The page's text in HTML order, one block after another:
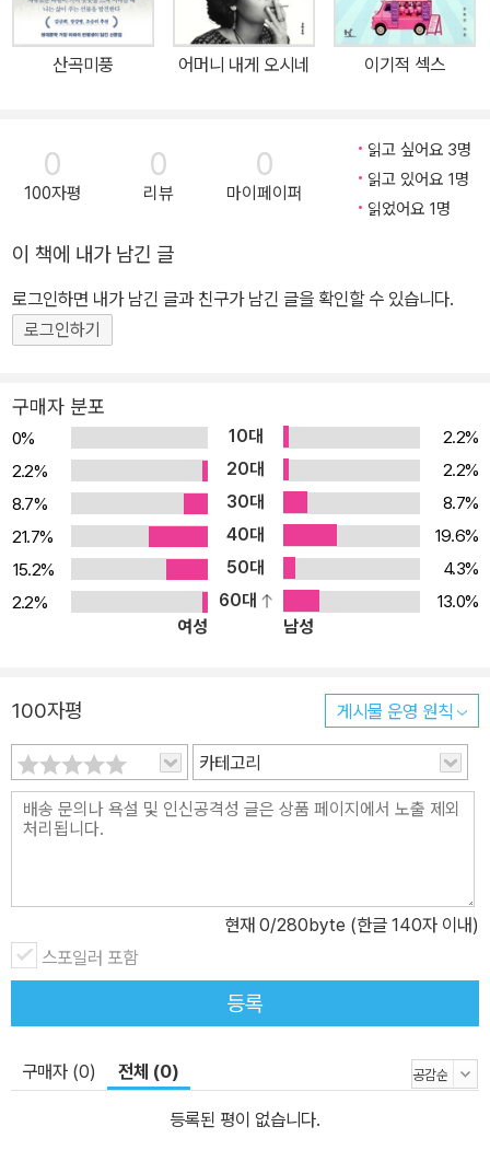
를 판매한다는 이유로, ‘그럼에도’ 얼굴을 드러내고 ‘나댄다’는 이유로
혐오세력의 끈질긴 괴롭힘에 시달렸다. 그들은 온라인과 오프라인을
가리지 않고 온갖 성적 모욕과 혐오의 난장판을 만들며 은하선을 ‘음
파괴범’으로, ‘아이들을 죽이는 유해한 인간’으로 낙인찍기를 멈추지
않았다. 이 책에 담긴 이야기들은 그러한 낙인찍기 속에서 페미니즘
리부트 이후 10여 년의 일상이 어떠했는지를 고백하는 “지극히 은하
비전에 나올 정도로 얼굴과 이름이 알려지면 어떤 일상을 맞닥뜨리게
되는지, 은하선은 자신의 경험으로 들려준다. 욕하고 돌아서는 게 아
니라 맞서고 싸우고 배우기 저자가 맞닥뜨린 혐오와 차별의 순간들은
다. 섹스를 얼마나 많이 했으면 글까지 쓰느냐는 코웃음, ‘딜도팔이’라
는 조롱, 오래된 관계의 파트너가 있는데도 좀처럼 인지되질 않고 언
제든 ‘깨질 수 있는 관계’처럼 여겨지는 차별적 인식 등 사적인 영역과
공적인 영역을 가리지 않는다. 은하선은 그런 순간들 중 유독 강렬하
게 남은 굵직한 ‘사건’들을 이 책의 이야기들로 소환하지만, 단지 고발
을 위해서는 아니다. 그보다는 자신이 경험하고 투쟁한 혐오와 차별
의 순간들에서 기어이 길어올린 통찰을 공유하고, 이를 통해 여성과
성소수자들은 물론이고 특히나 ‘차별주의자’들에게 끊임없이 말을 걸
지, 그럼에도 거기서 무엇을 배우고 어떻게 나아갔는지, 우리가 함께
생각해볼 지점들은 무엇인지 그는 자신의 경험들을 풀어놓으며 계속
해서 말을 건다. 문제는 은하선이 아니다 성적 모욕을 주고자 희롱하
는 인터넷창의 댓글들은 일상이고, 뱉은 말의 일부가 편집되고 왜곡
되어 혐오의 불쏘시개가 되는 것도 다반사, 급기야는 은하선이 가는
곳마다 혐오세력이 따라붙는다. “은하선은 물러가라, 물러가라, 물러
다. 하지만 파이터의 기세가 남다른 그이기에, 결코 그들의 요청대로
물러나는 법이 없다. “주최 측에 마이크 볼륨을 최대로 올려달라고 요
청”하고 “낼 수 있는 한 가장 큰 목소리로” 두 시간여의 강의를 이끌
어나가는 것이 그의 투쟁 방식이다. “성인용품 업체 대표를 인권 강사
로 초청 승인하다니 전주시는 제정신이냐”라는 현수막이 걸려도 “딜
도만큼 평화로운 물건이 세상에 또 어디 있다고” 코웃음 치는 그다.
인권을 말하는 이런저런 자리에 초청받을 때마다 곤욕을 치르니 활동
명을 바꿀까 고민도 한다. ‘은하선’이라는 이름이 하도 욕을 먹으니 무
산곡미풍 어머니 내게 오시네 이기적 섹스
0
100자평
0
리뷰
0
마이페이퍼
읽고 싶어요 3명
읽고 있어요 1명
읽었어요 1명
이 책에 내가 남긴 글
로그인하면 내가 남긴 글과 친구가 남긴 글을 확인할 수 있습니다.
로그인하기
구매자 분포
0% 10대
2.2%
2.2%
20대
2.2%
8.7%
30대
8.7%
21.7%
40대
19.6%
15.2%
50대
4.3%
2.2%
60대
13.0%
여성
남성
100자평 게시물 운영 원칙
카테고리
현재 0/280byte (한글 140자 이내)
스포일러 포함
등록
구매자 (0) 전체 (0)
등록된 평이 없습니다.